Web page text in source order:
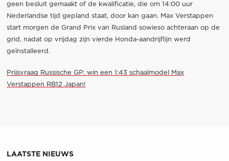
geen besluit gemaakt of de kwalificatie, die om 14:00 uur
Nederlandse tijd gepland staat, door kan gaan. Max Verstappen
start morgen de Grand Prix van Rusland sowieso achteraan op de
grid, nadat op vrijdag zijn vierde Honda-aandrijflijn werd
geïnstalleerd.
Prijsvraag Russische GP: win een 1:43 schaalmodel Max
Verstappen RB12 Japan!
LAATSTE NIEUWS